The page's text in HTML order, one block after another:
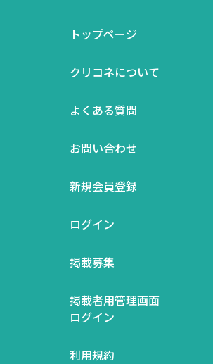
トップページ
クリコネについて
よくある質問
お問い合わせ
新規会員登録
ログイン
掲載募集
掲載者用管理画面
ログイン
利用規約